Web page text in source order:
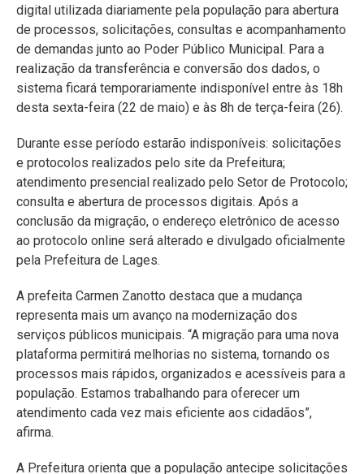
digital utilizada diariamente pela população para abertura
de processos, solicitações, consultas e acompanhamento
de demandas junto ao Poder Público Municipal. Para a
realização da transferência e conversão dos dados, o
sistema ficará temporariamente indisponível entre às 18h
desta sexta-feira (22 de maio) e às 8h de terça-feira (26).
Durante esse período estarão indisponíveis: solicitações
e protocolos realizados pelo site da Prefeitura;
atendimento presencial realizado pelo Setor de Protocolo;
consulta e abertura de processos digitais. Após a
conclusão da migração, o endereço eletrônico de acesso
ao protocolo online será alterado e divulgado oficialmente
pela Prefeitura de Lages.
A prefeita Carmen Zanotto destaca que a mudança
representa mais um avanço na modernização dos
serviços públicos municipais. “A migração para uma nova
plataforma permitirá melhorias no sistema, tornando os
processos mais rápidos, organizados e acessíveis para a
população. Estamos trabalhando para oferecer um
atendimento cada vez mais eficiente aos cidadãos”,
afirma.
A Prefeitura orienta que a população antecipe solicitações